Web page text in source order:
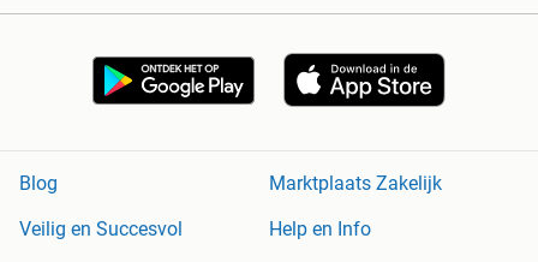
Blog
Marktplaats Zakelijk
Veilig en Succesvol
Help en Info